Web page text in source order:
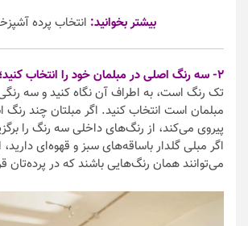
بیشتر بخوانید: انتخاب پرده
۲- سه رنگ اصلی در مبلمان خود را انتخاب کنید؛
تک رنگ است، به اطراف آن نگاه کنید و سه
مبلمان است انتخاب کنید. اگر مبلتان چند
پیروی می‌کند، از رنگ‌های داخلی سه رنگ را
اگر مبلی گلدار باساقه‌های سبز و قهوه‌ای
می‌توانند همان رنگ‌هایی باشند که در پرده‌تان